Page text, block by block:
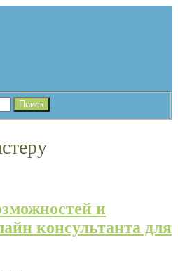
и
консультанта для